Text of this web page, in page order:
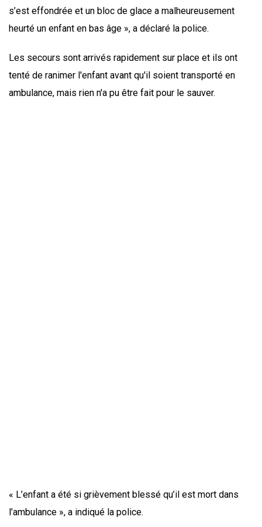
s’est effondrée et un bloc de glace a malheureusement
heurté un enfant en bas âge », a déclaré la police.
Les secours sont arrivés rapidement sur place et ils ont
tenté de ranimer l'enfant avant qu'il soient transporté en
ambulance, mais rien n'a pu être fait pour le sauver.
« L’enfant a été si grièvement blessé qu’il est mort dans
l’ambulance », a indiqué la police.